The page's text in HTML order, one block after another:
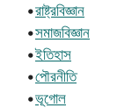
•রাষ্ট্রবিজ্ঞান
•সমাজবিজ্ঞান
•ইতিহাস
•পৌরনীতি
•ভূগোল